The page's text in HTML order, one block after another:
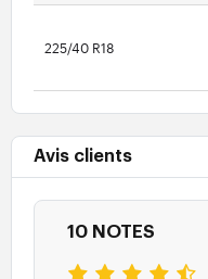
225/40 R18
Avis clients
10 NOTES